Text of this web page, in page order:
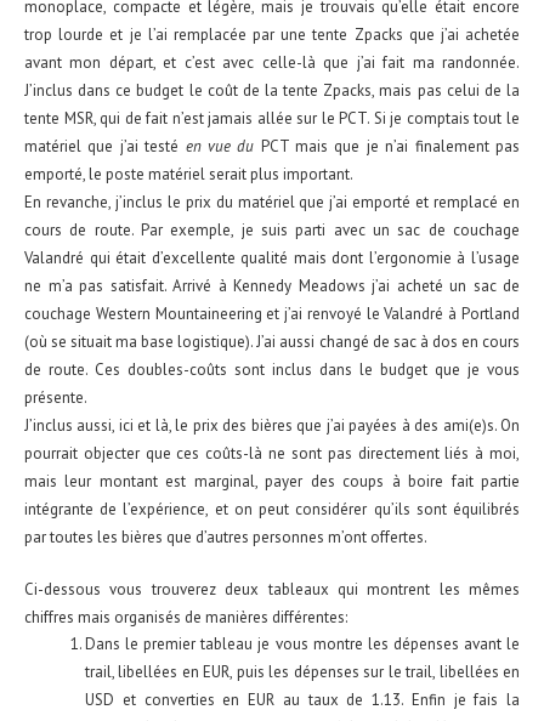
monoplace, compacte et légère, mais je trouvais qu’elle était encore
trop lourde et je l’ai remplacée par une tente Zpacks que j’ai achetée
avant mon départ, et c’est avec celle-là que j’ai fait ma randonnée.
J’inclus dans ce budget le coût de la tente Zpacks, mais pas celui de la
tente MSR, qui de fait n’est jamais allée sur le PCT. Si je comptais tout le
matériel que j’ai testé en vue du PCT mais que je n’ai finalement pas
emporté, le poste matériel serait plus important.
En revanche, j’inclus le prix du matériel que j’ai emporté et remplacé en
cours de route. Par exemple, je suis parti avec un sac de couchage
Valandré qui était d’excellente qualité mais dont l’ergonomie à l’usage
ne m’a pas satisfait. Arrivé à Kennedy Meadows j’ai acheté un sac de
couchage Western Mountaineering et j’ai renvoyé le Valandré à Portland
(où se situait ma base logistique). J’ai aussi changé de sac à dos en cours
de route. Ces doubles-coûts sont inclus dans le budget que je vous
présente.
J’inclus aussi, ici et là, le prix des bières que j’ai payées à des ami(e)s. On
pourrait objecter que ces coûts-là ne sont pas directement liés à moi,
mais leur montant est marginal, payer des coups à boire fait partie
intégrante de l’expérience, et on peut considérer qu’ils sont équilibrés
par toutes les bières que d’autres personnes m’ont offertes.
Ci-dessous vous trouverez deux tableaux qui montrent les mêmes
chiffres mais organisés de manières différentes:
Dans le premier tableau je vous montre les dépenses avant le
trail, libellées en EUR, puis les dépenses sur le trail, libellées en
USD et converties en EUR au taux de 1.13. Enfin je fais la